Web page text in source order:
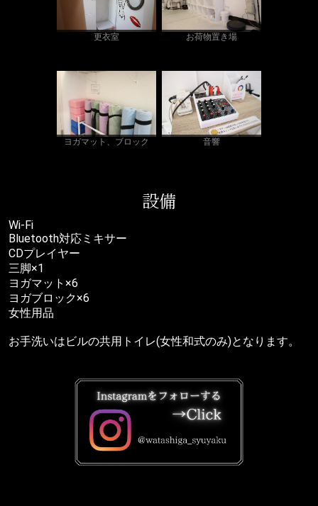
更衣室 お荷物置き場
ヨガマット、ブロック 音響
設備
Wi-Fi
Bluetooth対応ミキサー
CDプレイヤー
三脚×1
ヨガマット×6
ヨガブロック×6
女性用品
お手洗いはビルの共用トイレ(女性和式のみ)となります。